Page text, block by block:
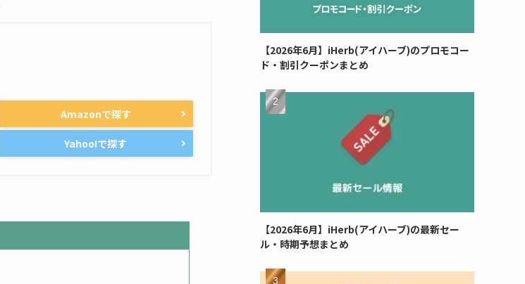
Amazon
Yahoo!
【2026年6月】iHerb(アイハーブ)のプロモコー
ド・割引クーポンまとめ
【2026年6月】iHerb(アイハーブ)の最新セー
ル・時期予想まとめ